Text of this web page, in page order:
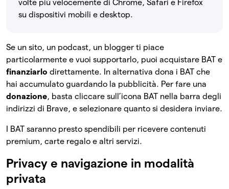
volte più velocemente di Chrome, Safari e Firefox
su dispositivi mobili e desktop.
Se un sito, un podcast, un blogger ti piace
particolarmente e vuoi supportarlo, puoi acquistare BAT e
finanziarlo direttamente. In alternativa dona i BAT che
hai accumulato guardando la pubblicità. Per fare una
donazione, basta cliccare sull’icona BAT nella barra degli
indirizzi di Brave, e selezionare quanto si desidera inviare.
I BAT saranno presto spendibili per ricevere contenuti
premium, carte regalo e altri servizi.
Privacy e navigazione in modalità
privata